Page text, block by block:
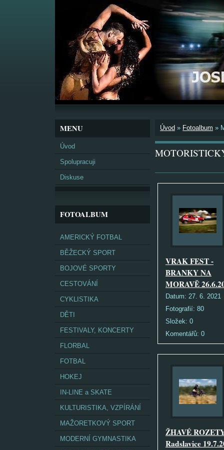
MENU
Úvod
Spolupracuji
Diskuse
FOTOALBUM
AMERICKÝ FOTBAL
BĚŽECKÝ SPORT
BOJOVÉ SPORTY
CESTOVÁNÍ
CYKLISTIKA
DĚTI
FESTIVALY, KONCERTY
FLORBAL
FOTBAL
HOKEJ
IN-LINE a SKATE
KULTURISTIKA, VZPÍRÁNÍ
MAŽORETKOVÝ SPORT
MODERNÍ GYMNASTIKA
Úvod » Fotoalbum »
VRAK FEST -
BRANKY NA
MORAVĚ
Datum: 27. 6. 2021
Fotografií: 80
Složek: 0
Komentářů: 0
ŽHAVÉ
Radslavice